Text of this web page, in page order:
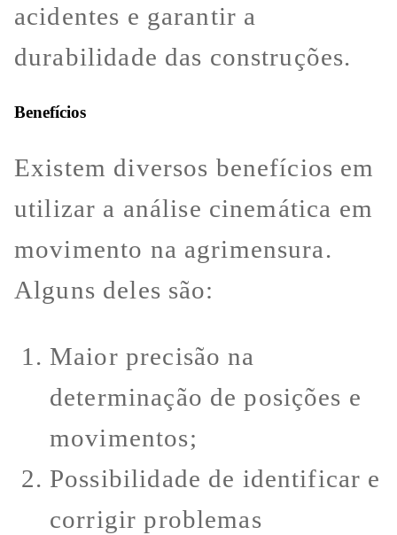
acidentes e garantir a
durabilidade das construções.
Benefícios
Existem diversos benefícios em
utilizar a análise cinemática em
movimento na agrimensura.
Alguns deles são:
Maior precisão na
determinação de posições e
movimentos;
Possibilidade de identificar e
corrigir problemas